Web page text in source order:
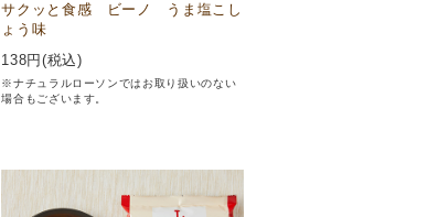
サクッと食感 ビーノ うま塩こし
ょう味
138円(税込)
※ナチュラルローソンではお取り扱いのない
場合もございます。